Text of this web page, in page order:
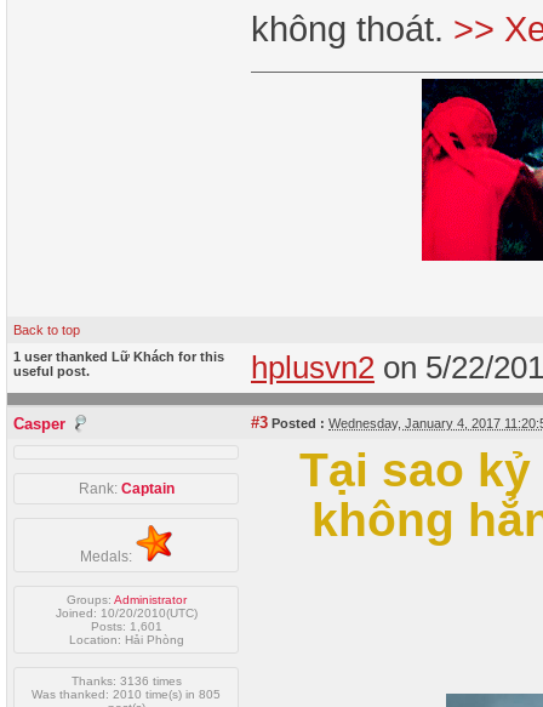
không thoát. >>
Back to top
1 user thanked Lữ Khách for this
useful post.
hplusvn2 on 5/22/
Casper #3 Posted : Wednesday, January 4, 2017
Rank: Captain
Medals:
Groups: Administrator
Joined: 10/20/2010(UTC)
Posts: 1,601
Location: Hải Phòng
Thanks: 3136 times
Was thanked: 2010 time(s) in 805
Tại sao
không